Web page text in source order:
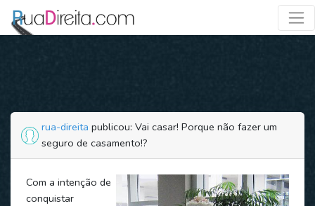
rua-direita publicou: Vai casar! Porque não fazer um
seguro de casamento!?
Com a intenção de
conquistar